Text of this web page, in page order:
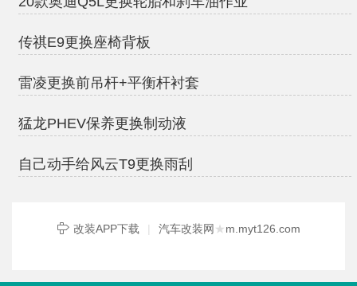
传祺E9更换座椅背板
雷凌更换前吊杆+平衡杆衬套
猛龙PHEV保养更换制动液
自己动手给风云T9更换雨刮
改装APP下载 | 汽车改装网 ★m.myt126.com